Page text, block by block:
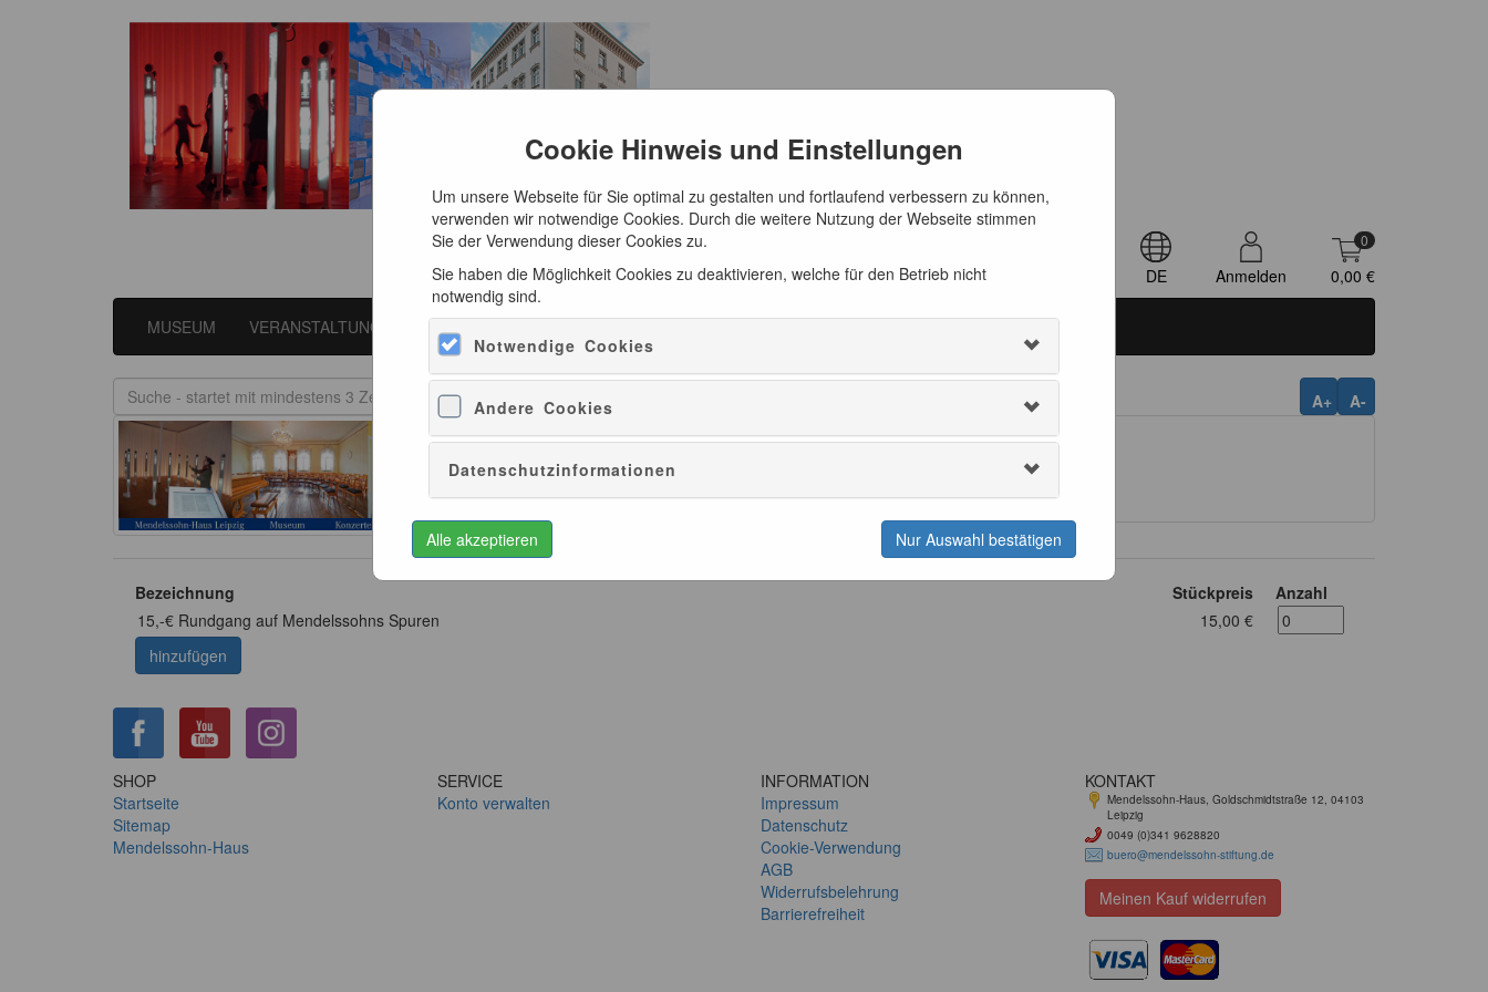
Cookie Hinweis und Einstellungen
Um unsere Webseite für Sie optimal zu gestalten und fortlaufend verbessern zu können,
verwenden wir notwendige Cookies. Durch die weitere Nutzung der Webseite stimmen
Sie der Verwendung dieser Cookies zu.
Sie haben die Möglichkeit Cookies zu deaktivieren, welche für den Betrieb nicht
notwendig sind.
Notwendige Cookies
Andere Cookies
Datenschutzinformationen
Alle akzeptieren Nur Auswahl bestätigen
DE Anmelden
0
0,00 €
MUSEUM VERANSTALTUNGEN LITERATUR CD-EMPFEHLUNGEN PRÄSENTE
A-
A+
Rundgang - Auf Mendelssohns Spuren
Bezeichnung Stückpreis
Anzahl
15,-€ Rundgang auf Mendelssohns Spuren
15,00 €
hinzufügen
SHOP
Startseite
Sitemap
Mendelssohn-Haus
SERVICE
Konto verwalten
INFORMATION
Impressum
Datenschutz
Cookie-Verwendung
AGB
Widerrufsbelehrung
Barrierefreiheit
KONTAKT
Mendelssohn-Haus, Goldschmidtstraße 12, 04103
Leipzig
0049 (0)341 9628820
buero@mendelssohn-stiftung.de
Meinen Kauf widerrufen